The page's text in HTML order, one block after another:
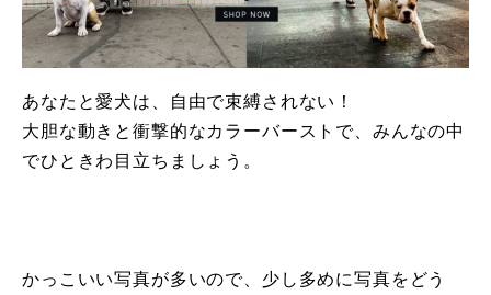
あなたと愛犬は、自由で束縛されない！
大胆な動きと衝撃的なカラーバーストで、みんなの中
でひときわ目立ちましょう。
かっこいい写真が多いので、少し多めに写真をどう